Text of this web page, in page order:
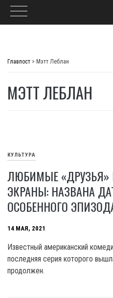
Главпост > Мэтт Леблан
МЭТТ ЛЕБЛАН
КУЛЬТУРА
ЛЮБИМЫЕ
ЭКРАНЫ: НАЗВАНА
ОСОБЕННОГО
14 МАЯ, 2021
Известный американский
последняя серия которого
продолжен.